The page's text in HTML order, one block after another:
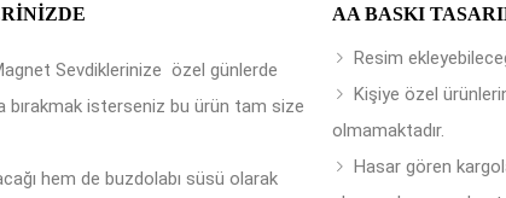
Sevdiklerinize özel günlerde
bırakmak isterseniz bu ürün tam size
hem de buzdolabı süsü olarak
AA BASKI
Resim
Kişiye özel
olmamaktadır.
Hasar gören